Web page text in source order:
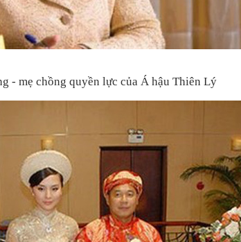
- mẹ chồng quyền lực của Á hậu Thiên Lý